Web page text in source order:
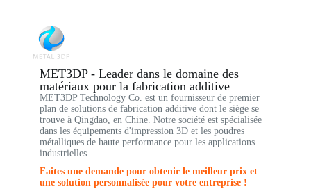
MET3DP - Leader dans le domaine des
matériaux pour la fabrication additive
MET3DP Technology Co. est un fournisseur de premier
plan de solutions de fabrication additive dont le siège se
trouve à Qingdao, en Chine. Notre société est spécialisée
dans les équipements d'impression 3D et les poudres
métalliques de haute performance pour les applications
industrielles.
Faites une demande pour obtenir le meilleur prix et
une solution personnalisée pour votre entreprise !